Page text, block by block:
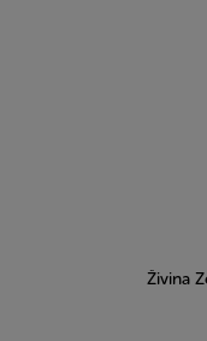
Živina